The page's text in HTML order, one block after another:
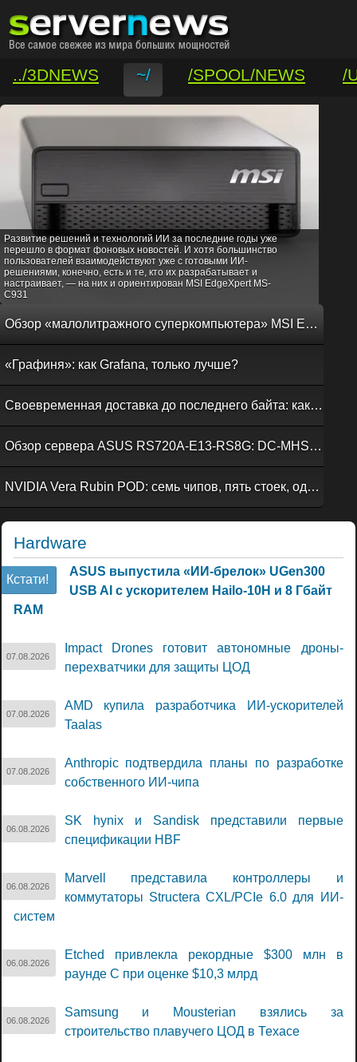
../3DNEWS ~/ /SPOOL/NEWS
/
/VAR/CONTACT
Развитие решений и технологий ИИ за последние годы уже
перешло в формат фоновых новостей. И хотя большинство
пользователей взаимодействуют уже с готовыми ИИ-
решениями, конечно, есть и те, кто их разрабатывает и
настраивает, — на них и ориентирован MSI EdgeXpert MS-
C931
Обзор «малолитражного суперкомпьютера» MSI EdgeXpert MS-C931
«Графиня»: как Grafana, только лучше?
Своевременная доставка до последнего байта: как российская сеть Curator CDN совмещает скорость, безопасность и гибкость управления
Обзор сервера ASUS RS720A-E13-RS8G: DC-MHS во всей красе
NVIDIA Vera Rubin POD: семь чипов, пять стоек, один ИИ-суперкомпьютер
Hardware
Кстати!
ASUS выпустила «ИИ-брелок» UGen300
USB AI с ускорителем Hailo-10H и 8 Гбайт
RAM
07.08.2026
Impact Drones готовит автономные дроны-
перехватчики для защиты ЦОД
07.08.2026
AMD купила разработчика ИИ-ускорителей
Taalas
07.08.2026
Anthropic подтвердила планы по разработке
собственного ИИ-чипа
06.08.2026
SK hynix и Sandisk представили первые
спецификации HBF
06.08.2026
Marvell представила контроллеры и
коммутаторы Structera CXL/PCIe 6.0 для ИИ-
систем
06.08.2026
Etched привлекла рекордные $300 млн в
раунде C при оценке $10,3 млрд
06.08.2026
Samsung и Mousterian взялись за
строительство плавучего ЦОД в Техасе